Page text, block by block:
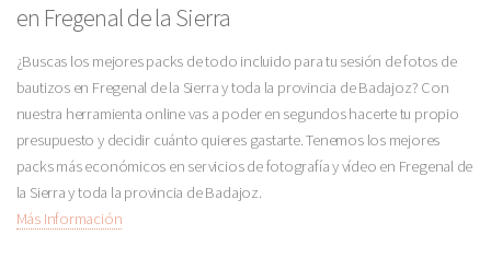
en Fregenal de la Sierra
¿Buscas los mejores packs de todo incluido para tu sesión de fotos de
bautizos en Fregenal de la Sierra y toda la provincia de Badajoz? Con
nuestra herramienta online vas a poder en segundos hacerte tu propio
presupuesto y decidir cuánto quieres gastarte. Tenemos los mejores
packs más económicos en servicios de fotografía y vídeo en Fregenal de
la Sierra y toda la provincia de Badajoz.
Más Información